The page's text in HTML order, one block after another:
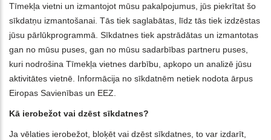
Tīmekļa vietni un izmantojot mūsu pakalpojumus, jūs piekrītat šo
sīkdatņu izmantošanai. Tās tiek saglabātas, līdz tās tiek izdzēstas
jūsu pārlūkprogrammā. Sīkdatnes tiek apstrādātas un izmantotas
gan no mūsu puses, gan no mūsu sadarbības partneru puses,
kuri nodrošina Tīmekļa vietnes darbību, apkopo un analizē jūsu
aktivitātes vietnē. Informācija no sīkdatnēm netiek nodota ārpus
Eiropas Savienības un EEZ.
Kā ierobežot vai dzēst sīkdatnes?
Ja vēlaties ierobežot, bloķēt vai dzēst sīkdatnes, to var izdarīt,